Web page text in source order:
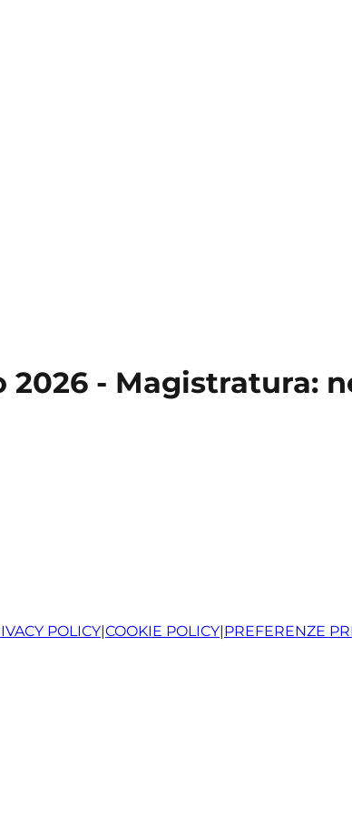
- Magistratura:
POLICY|COOKIE POLICY|PREFERENZE